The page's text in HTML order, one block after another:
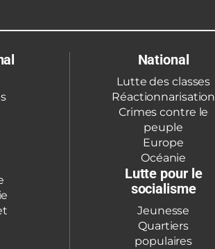
National
Lutte des classes
Réactionnarisation
Crimes contre le
peuple
Europe
Océanie
Lutte pour le
socialisme
Jeunesse
Quartiers
populaires